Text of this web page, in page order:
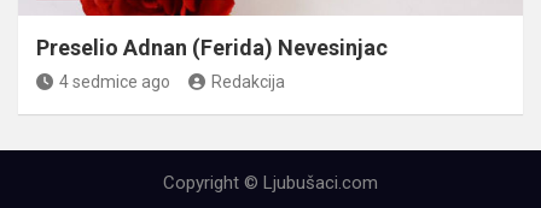
Preselio Adnan (Ferida) Nevesinjac
4 sedmice ago Redakcija
Copyright © Ljubušaci.com